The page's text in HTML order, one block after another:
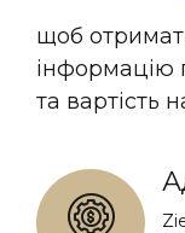
щоб
інформацію
та вартість